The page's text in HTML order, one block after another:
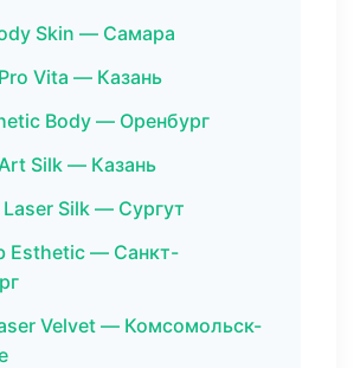
Skin — Самара
Vita — Казань
Body — Оренбург
Silk — Казань
Silk — Сургут
Esthetic — Санкт-
Velvet — Комсомольск-